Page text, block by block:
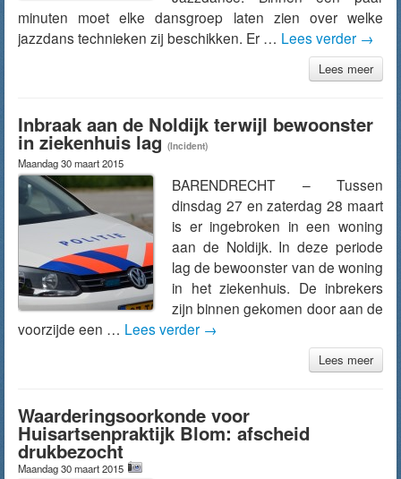
minuten moet elke dansgroep laten zien over welke
jazzdans technieken zij beschikken. Er … Lees verder →
Lees meer
Inbraak aan de Noldijk terwijl bewoonster
in ziekenhuis lag (Incident)
Maandag 30 maart 2015
BARENDRECHT – Tussen
dinsdag 27 en zaterdag 28 maart
is er ingebroken in een woning
aan de Noldijk. In deze periode
lag de bewoonster van de woning
in het ziekenhuis. De inbrekers
zijn binnen gekomen door aan de
voorzijde een … Lees verder →
Lees meer
Waarderingsoorkonde voor
Huisartsenpraktijk Blom: afscheid
drukbezocht
Maandag 30 maart 2015